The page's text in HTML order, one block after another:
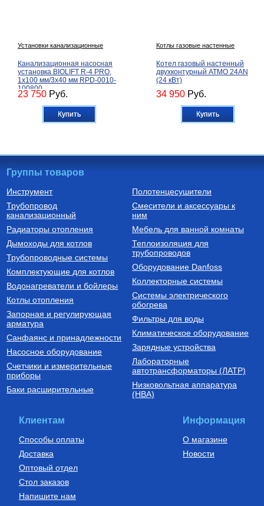
Установки канализационные
Канализационная насосная
установка BIOLIFT R-4 PRO,
1х100 мм/3х40 мм RPD-0010-
100800
23 750 Руб.
Купить
Котлы газовые настенные
Котел газовый настенный
двухконтурный ATMO 24AN
(24 кВт)
34 950 Руб.
Купить
Автоматика для насосов
2200 Вт FIL-10 2,2 кВт
(инвертор) с датчиком
9 750Руб.
Купить
Котлы газовые настенные
Котел газовый настенный
двухконтурный CARES X 24
CF, арт. 3300888
60 510Руб.
Установки канализационные
Установка канализационная
SANIVORT 405 М (боковой
14 390Руб.
Купить
Бойлеры (водонагреватели
косвенного нагрева)
Водонагреватель (бойлер)
61 380Руб.
Купить
Группы товаров
Инструмент
Трубопровод
канализационный
Радиаторы отопления
Дымоходы для котлов
Трубопроводные системы
Комплектующие для котлов
Водонагреватели и бойлеры
Котлы отопления
Запорная и регулирующая
арматура
Санфаянс и принадлежности
Насосное оборудование
Счетчики и измерительные
приборы
Баки расширительные
Полотенцесушители
Смесители и аксессуары к
ним
Мебель для ванной комнаты
Теплоизоляция для
трубопроводов
Оборудование Danfoss
Коллекторные системы
Системы электрического
обогрева
Фильтры для воды
Климатическое оборудование
Зарядные устройства
Лабораторные
автотрансформаторы (ЛАТР)
Низковольтная аппаратура
(НВА)
Клиентам
Способы оплаты
Доставка
Оптовый отдел
Стол заказов
Напишите нам
Информация
О магазине
Новости